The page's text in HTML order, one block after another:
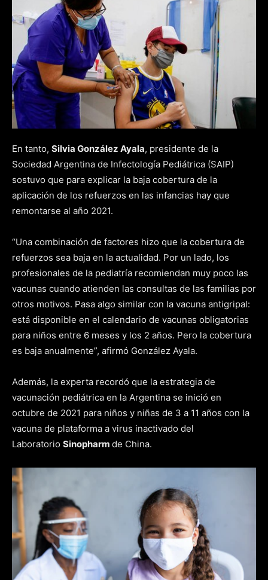
En tanto, Silvia González Ayala, presidente de la
Sociedad Argentina de Infectología Pediátrica (SAIP)
sostuvo que para explicar la baja cobertura de la
aplicación de los refuerzos en las infancias hay que
remontarse al año 2021.
“Una combinación de factores hizo que la cobertura de
refuerzos sea baja en la actualidad. Por un lado, los
profesionales de la pediatría recomiendan muy poco las
vacunas cuando atienden las consultas de las familias por
otros motivos. Pasa algo similar con la vacuna antigripal:
está disponible en el calendario de vacunas obligatorias
para niños entre 6 meses y los 2 años. Pero la cobertura
es baja anualmente”, afirmó González Ayala.
Además, la experta recordó que la estrategia de
vacunación pediátrica en la Argentina se inició en
octubre de 2021 para niños y niñas de 3 a 11 años con la
vacuna de plataforma a virus inactivado del
Laboratorio Sinopharm de China.